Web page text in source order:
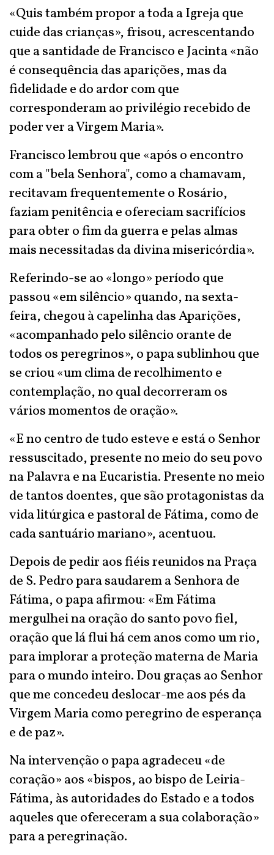
«Quis também propor a toda a Igreja que
cuide das crianças», frisou, acrescentando
que a santidade de Francisco e Jacinta «não
é consequência das aparições, mas da
fidelidade e do ardor com que
corresponderam ao privilégio recebido de
poder ver a Virgem Maria».
Francisco lembrou que «após o encontro
com a "bela Senhora", como a chamavam,
recitavam frequentemente o Rosário,
faziam penitência e ofereciam sacrifícios
para obter o fim da guerra e pelas almas
mais necessitadas da divina misericórdia».
Referindo-se ao «longo» período que
passou «em silêncio» quando, na sexta-
feira, chegou à capelinha das Aparições,
«acompanhado pelo silêncio orante de
todos os peregrinos», o papa sublinhou que
se criou «um clima de recolhimento e
contemplação, no qual decorreram os
vários momentos de oração».
«E no centro de tudo esteve e está o Senhor
ressuscitado, presente no meio do seu povo
na Palavra e na Eucaristia. Presente no meio
de tantos doentes, que são protagonistas da
vida litúrgica e pastoral de Fátima, como de
cada santuário mariano», acentuou.
Depois de pedir aos fiéis reunidos na Praça
de S. Pedro para saudarem a Senhora de
Fátima, o papa afirmou: «Em Fátima
mergulhei na oração do santo povo fiel,
oração que lá flui há cem anos como um rio,
para implorar a proteção materna de Maria
para o mundo inteiro. Dou graças ao Senhor
que me concedeu deslocar-me aos pés da
Virgem Maria como peregrino de esperança
e de paz».
Na intervenção o papa agradeceu «de
coração» aos «bispos, ao bispo de Leiria-
Fátima, às autoridades do Estado e a todos
aqueles que ofereceram a sua colaboração»
para a peregrinação.